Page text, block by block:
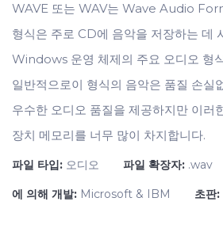
WAVE 또는 WAV는 Wave Audio
형식은 주로 CD에 음악을 저장하는 데
Windows 운영 체제의 주요 오디오 형
일반적으로이 형식의 음악은 품질 손실
우수한 오디오 품질을 제공하지만 이러
장치 메모리를 너무 많이 차지합니다.
파일 타입: 오디오 파일 확장자: .wav
에 의해 개발: Microsoft & IBM 초판: